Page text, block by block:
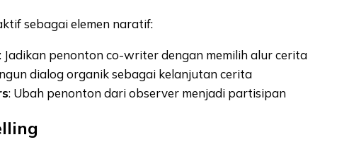
sebagai elemen naratif:
: Jadikan penonton co-writer dengan memilih alur cerita
dialog organik sebagai kelanjutan cerita
: Ubah penonton dari observer menjadi partisipan